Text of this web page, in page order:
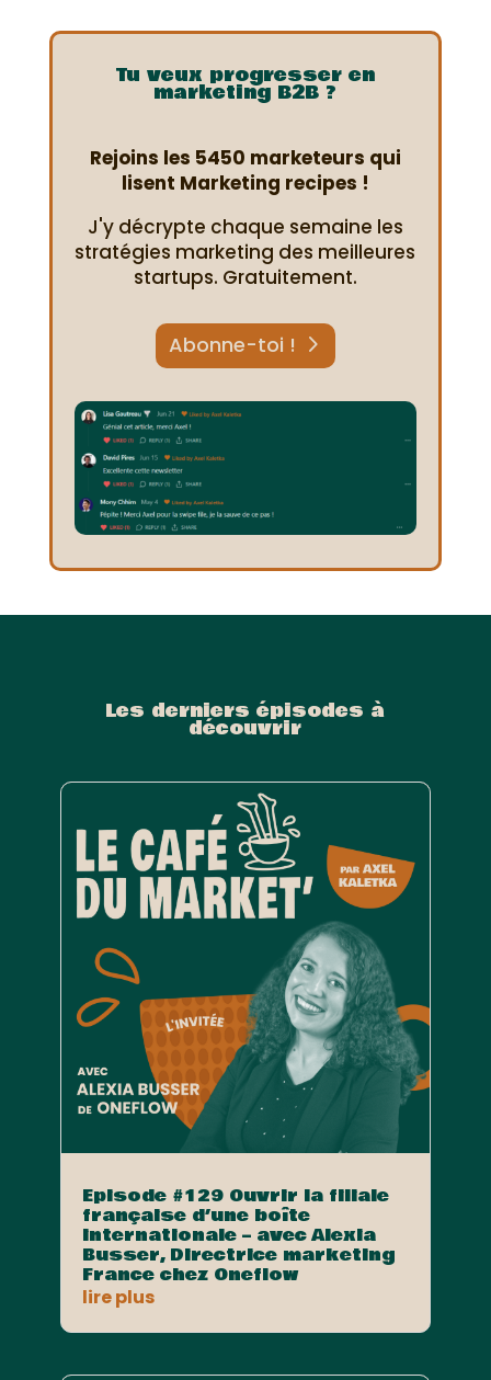
Tu veux progresser en
marketing B2B ?
Rejoins les 5450 marketeurs qui
lisent Marketing recipes !
J'y décrypte chaque semaine les
stratégies marketing des meilleures
startups. Gratuitement.
Abonne-toi !
Les derniers épisodes à
découvrir
Episode #129 Ouvrir la filiale
française d’une boîte
internationale – avec Alexia
Busser, Directrice marketing
France chez Oneflow
lire plus